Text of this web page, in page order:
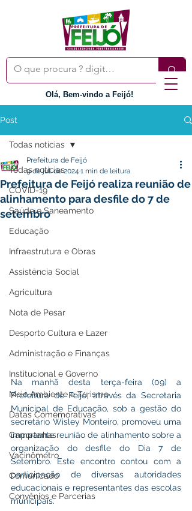
Olá, Bem-vindo a Feijó!
Post
Todas notícias
COVID-19
Saúde e Saneamento
Educação
Infraestrutura e Obras
Assistência Social
Agricultura
Nota de Pesar
Desporto Cultura e Lazer
Administração e Finanças
Institucional e Governo
Meio Ambiente e Turismo
Datas Comemorativas
Campanhas
Vacinômetro
Comunicado
Convênios e Parcerias
Todas notícias
Prefeitura de Feijó realiza reunião de
alinhamento para desfile do 7 de
setembro
Prefeitura de Feijó
9 de jul. de 2024 1 min de leitura
Na manhã desta terça-feira (09) a
Prefeitura de Feijó, através da Secretaria
Municipal de Educação, sob a gestão do
secretário Wisley Monteiro, promoveu uma
importante reunião de alinhamento sobre a
organização do desfile do Dia 7 de
Setembro. Este encontro contou com a
participação de diversas autoridades
educacionais e representantes das escolas
municipais.